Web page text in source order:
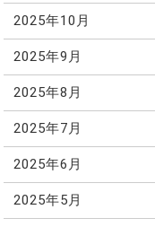
2025年10月
2025年9月
2025年8月
2025年7月
2025年6月
2025年5月